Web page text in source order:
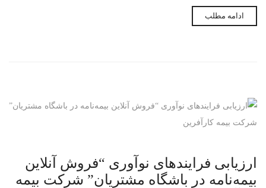
ادامه مطلب
ارزیابی فرایندهای نوآوری “فروش آنلاین
بیمه‌نامه در باشگاه مشتریان” شرکت بیمه